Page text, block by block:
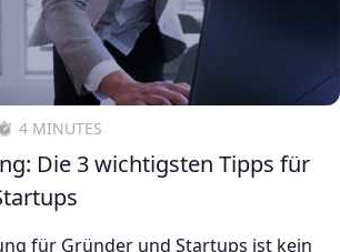
4 MINUTES
Die 3 wichtigsten Tipps für
für Gründer und Startups ist kein